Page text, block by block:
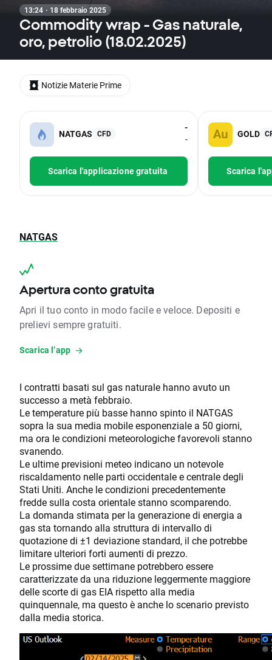
13:24 · 18 febbraio 2025
Commodity wrap - Gas naturale,
oro, petrolio (18.02.2025)
NATGAS CFD
-
-
Scarica l'applicazione gratuita
GOLD
Scarica
NATGAS
Apertura conto gratuita
Apri il tuo conto in modo facile e veloce. Depositi e
prelievi sempre gratuiti.
Scarica l’app
I contratti basati sul gas naturale hanno avuto un
successo a metà febbraio.
Le temperature più basse hanno spinto il NATGAS
sopra la sua media mobile esponenziale a 50 giorni,
ma ora le condizioni meteorologiche favorevoli stanno
svanendo.
Le ultime previsioni meteo indicano un notevole
riscaldamento nelle parti occidentale e centrale degli
Stati Uniti. Anche le condizioni precedentemente
fredde sulla costa orientale stanno scomparendo.
La domanda stimata per la generazione di energia a
gas sta tornando alla struttura di intervallo di
quotazione di ±1 deviazione standard, il che potrebbe
limitare ulteriori forti aumenti di prezzo.
Le prossime due settimane potrebbero essere
caratterizzate da una riduzione leggermente maggiore
delle scorte di gas EIA rispetto alla media
quinquennale, ma questo è anche lo scenario previsto
dalla media storica.
Notizie Materie Prime